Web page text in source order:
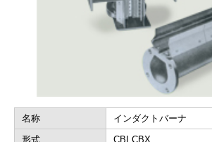
名称
インダクトバーナ
形式
CBI.CBX